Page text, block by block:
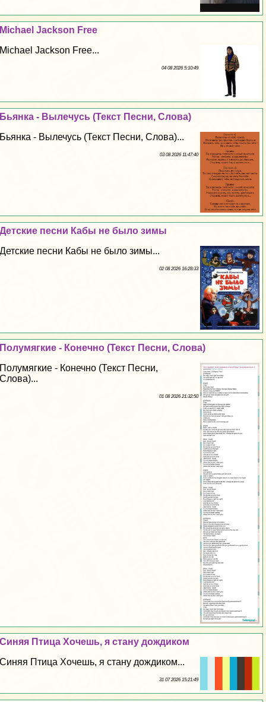
Michael Jackson Free
Michael Jackson Free...
04 08 2026 5:10:49
Бьянка - Вылечусь (Текст Песни, Слова)
Бьянка - Вылечусь (Текст Песни, Слова)...
03 08 2026 11:47:40
Детские песни Кабы не было зимы
Детские песни Кабы не было зимы...
02 08 2026 16:28:33
Полумягкие - Конечно (Текст Песни, Слова)
Полумягкие - Конечно (Текст Песни,
Слова)...
01 08 2026 21:32:50
Синяя Птица Хочешь, я стану дождиком
Синяя Птица Хочешь, я стану дождиком...
31 07 2026 15:21:49